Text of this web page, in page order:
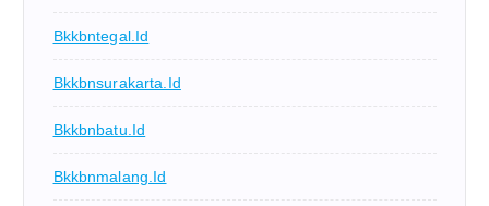
Bkkbntegal.id
Bkkbnsurakarta.id
Bkkbnbatu.id
Bkkbnmalang.id